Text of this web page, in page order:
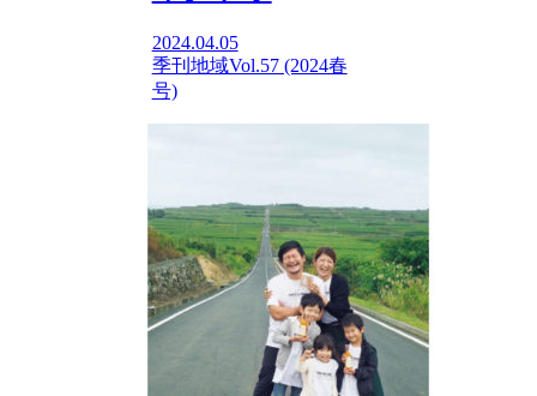
2024.04.05
季刊地域Vol.57 (2024春
号)